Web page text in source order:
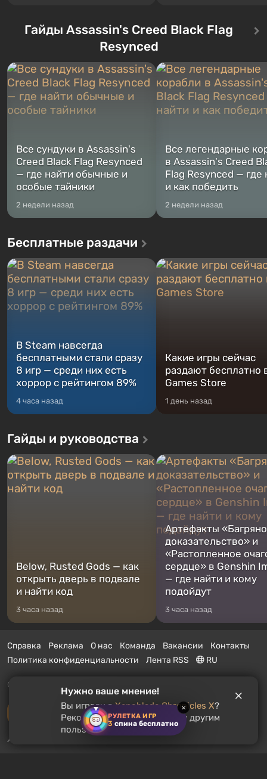
РУЛЕТКА ИГР
3 спина бесплатно
×
сразу трех персонажей: Майкла,
Тревора и Франклина, между
Жанр и...
Оно же, по задумке
Vault-Tec, должно
Место действия Fallout...
Гайды Assassin's Creed Black Flag
Resynced
Все сундуки в Assassin's
Creed Black Flag Resynced
— где найти обычные и
особые тайники
2 недели назад
Все легендарные
в Assassin's Creed
Flag Resynced — где
и как победить
2 недели назад
Бесплатные раздачи
В Steam навсегда
бесплатными стали сразу
8 игр — среди них есть
хоррор с рейтингом 89%
4 часа назад
Какие игры сейчас
раздают бесплатно
Games Store
1 день назад
Гайды и руководства
Below, Rusted Gods — как
открыть дверь в подвале
и найти код
3 часа назад
Артефакты
доказательство» и
«Растопленное
сердце» в Genshin
— где найти и кому
подойдут
3 часа назад
Справка Реклама О нас Команда Вакансии
Контакты
Политика конфиденциальности
Лента RSS RU
© 2011 - 2026 VGTimes
Полная версия
Push-уведомления о новостях:выключены
Нужно ваше мнение!
Вы играли вXenoblade Chronicles X?
Рекомендуете ли вы эту игру другим
пользователям?